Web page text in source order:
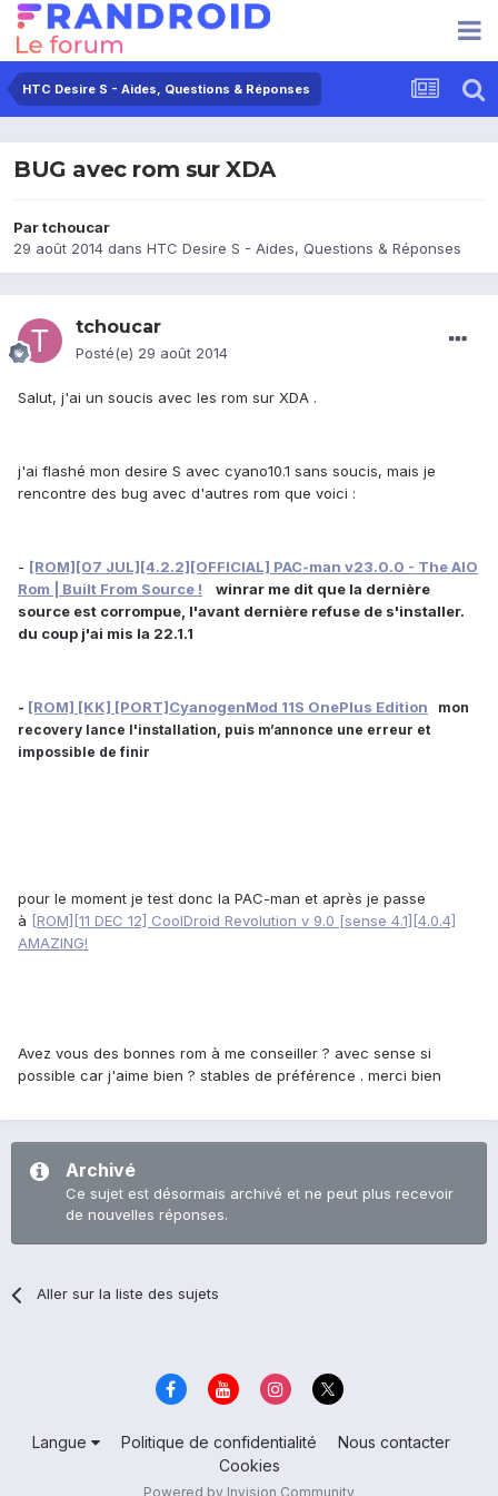
HTC Desire S - Aides, Questions & Réponses
BUG avec rom sur XDA
Partchoucar
29 août 2014 dans HTC Desire S - Aides, Questions & Réponses
tchoucar
Posté(e) 29 août 2014
Salut, j'ai un soucis avec les rom sur XDA .
j'ai flashé mon desire S avec cyano10.1 sans soucis, mais je
rencontre des bug avec d'autres rom que voici :
- [ROM][07 JUL][4.2.2][OFFICIAL] PAC-man v23.0.0 - The AIO
Rom | Built From Source ! winrar me dit que la dernière
source est corrompue, l'avant dernière refuse de s'installer.
du coup j'ai mis la 22.1.1
- [ROM] [KK] [PORT]CyanogenMod 11S OnePlus Edition mon
recovery lance l'installation, puis m’annonce une erreur et
impossible de finir
pour le moment je test donc la PAC-man et après je passe
à [ROM][11 DEC 12] CoolDroid Revolution v 9.0 [sense 4.1][4.0.4]
AMAZING!
Avez vous des bonnes rom à me conseiller ? avec sense si
possible car j'aime bien ? stables de préférence . merci bien
Archivé
Ce sujet est désormais archivé et ne peut plus recevoir
de nouvelles réponses.
Aller sur la liste des sujets
Langue Politique de confidentialité
Nous contacter
Cookies
Powered by Invision Community